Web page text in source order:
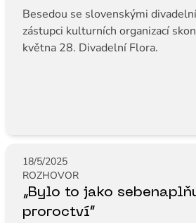
Besedou se slovenskými
zástupci kulturních organizací
května 28. Divadelní Flora.
18/5/2025
ROZHOVOR
„Bylo to jako
proroctví“